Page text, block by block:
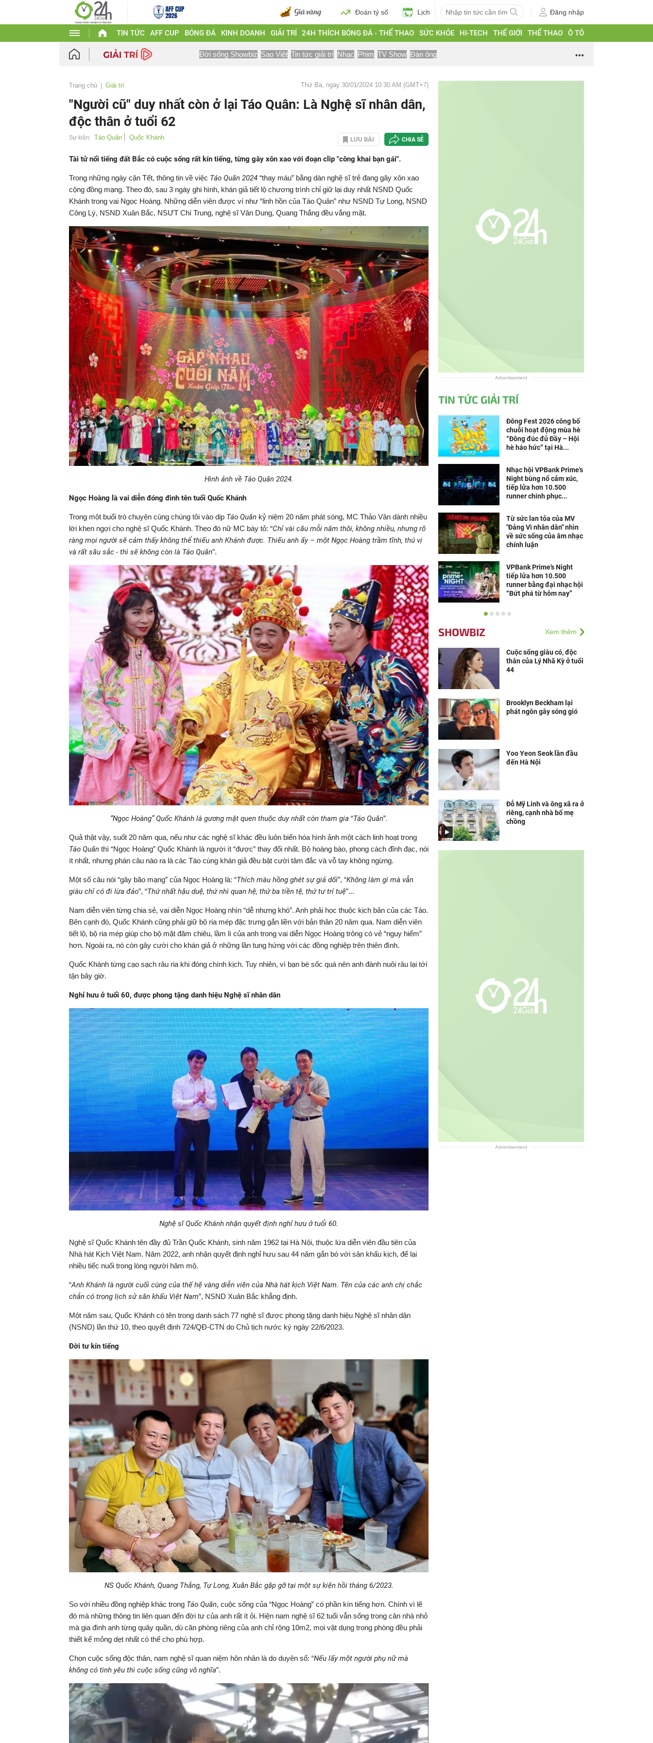
Đoán tỷ số Lịch Đăng nhập
TIN TỨC AFF CUP BÓNG ĐÁ KINH DOANH GIẢI TRÍ 24H THÍCH BÓNG ĐÁ - THỂ THAO SỨC KHỎE HI-TECH THẾ GIỚI THỂ THAO Ô TÔ
Đời sống Showbiz Sao Việt Tin tức giải trí Nhạc Phim TV Show Đàn ông
Trang chủ Giải trí Thứ Ba, ngày 30/01/2024 10:30 AM (GMT+7)
"Người cũ" duy nhất còn ở lại Táo Quân: Là Nghệ sĩ nhân dân,
độc thân ở tuổi 62
Sự kiện: Táo Quân Quốc Khánh LƯU BÀI CHIA SẺ
Tài tử nổi tiếng đất Bắc có cuộc sống rất kín tiếng, từng gây xôn xao với đoạn clip "công khai bạn gái".
Trong những ngày cận Tết, thông tin về việc Táo Quân 2024 “thay máu” bằng dàn nghệ sĩ trẻ đang gây xôn xao
cộng đồng mạng. Theo đó, sau 3 ngày ghi hình, khán giả tiết lộ chương trình chỉ giữ lại duy nhất NSND Quốc
Khánh trong vai Ngọc Hoàng. Những diễn viên được ví như “linh hồn của Táo Quân” như NSND Tự Long, NSND
Công Lý, NSND Xuân Bắc, NSƯT Chí Trung, nghệ sĩ Vân Dung, Quang Thắng đều vắng mặt.
Hình ảnh về Táo Quân 2024.
Ngọc Hoàng là vai diễn đóng đinh tên tuổi Quốc Khánh
Trong một buổi trò chuyện cùng chúng tôi vào dịp Táo Quân kỷ niệm 20 năm phát sóng, MC Thảo Vân dành nhiều
lời khen ngợi cho nghệ sĩ Quốc Khánh. Theo đó nữ MC bày tỏ: “Chỉ vài câu mỗi năm thôi, không nhiều, nhưng rõ
ràng mọi người sẽ cảm thấy không thể thiếu anh Khánh được. Thiếu anh ấy – một Ngọc Hoàng trầm tĩnh, thú vị
và rất sâu sắc - thì sẽ không còn là Táo Quân”.
“Ngọc Hoàng” Quốc Khánh là gương mặt quen thuộc duy nhất còn tham gia “Táo Quân”.
Quả thật vậy, suốt 20 năm qua, nếu như các nghệ sĩ khác đều luôn biến hóa hình ảnh một cách linh hoạt trong
Táo Quân thì “Ngọc Hoàng” Quốc Khánh là người ít “được” thay đổi nhất. Bộ hoàng bào, phong cách đĩnh đạc, nói
ít nhất, nhưng phán câu nào ra là các Táo cùng khán giả đều bật cười tâm đắc và vỗ tay không ngừng.
Một số câu nói “gây bão mạng” của Ngọc Hoàng là: “Thích màu hồng ghét sự giả dối”, “Không làm gì mà vẫn
giàu chỉ có đi lừa đảo”, “Thứ nhất hậu duệ, thứ nhì quan hệ, thứ ba tiền tệ, thứ tư trí tuệ”...
Nam diễn viên từng chia sẻ, vai diễn Ngọc Hoàng nhìn “dễ nhưng khó”. Anh phải học thuộc kịch bản của các Táo.
Bên cạnh đó, Quốc Khánh cũng phải giữ bộ ria mép đặc trưng gắn liền với bản thân 20 năm qua. Nam diễn viên
tiết lộ, bộ ria mép giúp cho bộ mặt đăm chiêu, lầm lì của anh trong vai diễn Ngọc Hoàng trông có vẻ “nguy hiểm”
hơn. Ngoài ra, nó còn gây cười cho khán giả ở những lần tung hứng với các đồng nghiệp trên thiên đình.
Quốc Khánh từng cạo sạch râu ria khi đóng chính kịch. Tuy nhiên, vì bạn bè sốc quá nên anh đành nuôi râu lại tới
tận bây giờ.
Nghỉ hưu ở tuổi 60, được phong tặng danh hiệu Nghệ sĩ nhân dân
Nghệ sĩ Quốc Khánh nhận quyết định nghỉ hưu ở tuổi 60.
Nghệ sĩ Quốc Khánh tên đầy đủ Trần Quốc Khánh, sinh năm 1962 tại Hà Nội, thuộc lứa diễn viên đầu tiên của
Nhà hát Kịch Việt Nam. Năm 2022, anh nhận quyết định nghỉ hưu sau 44 năm gắn bó với sân khấu kịch, để lại
nhiều tiếc nuối trong lòng người hâm mộ.
“Anh Khánh là người cuối cùng của thế hệ vàng diễn viên của Nhà hát kịch Việt Nam. Tên của các anh chị chắc
chắn có trong lịch sử sân khấu Việt Nam”, NSND Xuân Bắc khẳng định.
Một năm sau, Quốc Khánh có tên trong danh sách 77 nghệ sĩ được phong tặng danh hiệu Nghệ sĩ nhân dân
(NSND) lần thứ 10, theo quyết định 724/QĐ-CTN do Chủ tịch nước ký ngày 22/6/2023.
Đời tư kín tiếng
NS Quốc Khánh, Quang Thắng, Tự Long, Xuân Bắc gặp gỡ tại một sự kiện hồi tháng 6/2023.
So với nhiều đồng nghiệp khác trong Táo Quân, cuộc sống của “Ngọc Hoàng” có phần kín tiếng hơn. Chính vì lẽ
đó mà những thông tin liên quan đến đời tư của anh rất ít ỏi. Hiện nam nghệ sĩ 62 tuổi vẫn sống trong căn nhà nhỏ
mà gia đình anh từng quây quần, dù căn phòng riêng của anh chỉ rộng 10m2, mọi vật dụng trong phòng đều phải
thiết kế mỏng dẹt nhất có thể cho phù hợp.
Chọn cuộc sống độc thân, nam nghệ sĩ quan niệm hôn nhân là do duyên số: “Nếu lấy một người phụ nữ mà
không có tình yêu thì cuộc sống cũng vô nghĩa”.
Advertisement
TIN TỨC GIẢI TRÍ
Đông Fest 2026 công bố
chuỗi hoạt động mùa hè
“Đông đúc đủ Đầy – Hội
hè háo hức” tại Hà...
Nhạc hội VPBank Prime's
Night bùng nổ cảm xúc,
tiếp lửa hơn 10.500
runner chinh phục...
Từ sức lan tỏa của MV
"Đảng Vì nhân dân" nhìn
về sức sống của âm nhạc
chính luận
VPBank Prime's Night
tiếp lửa hơn 10.500
runner bằng đại nhạc hội
“Bứt phá từ hôm nay”
Hàng nghìn khán giả
Thạch, Bùi Công Nam tại
Nẵng
SHOWBIZ Xem thêm
Cuộc sống giàu có, độc
thân của Lý Nhã Kỳ ở tuổi
44
Brooklyn Beckham lại
phát ngôn gây sóng gió
Yoo Yeon Seok lần đầu
đến Hà Nội
Đỗ Mỹ Linh và ông xã ra ở
riêng, cạnh nhà bố mẹ
chồng
Advertisement